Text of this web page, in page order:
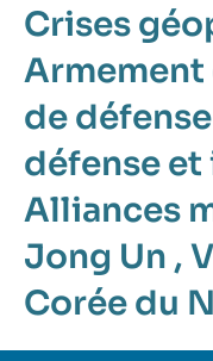
Crises
de défense
défense
Alliances
Jong Un ,
Corée du